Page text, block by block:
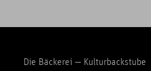
Die Bäckerei — Kulturbackstube